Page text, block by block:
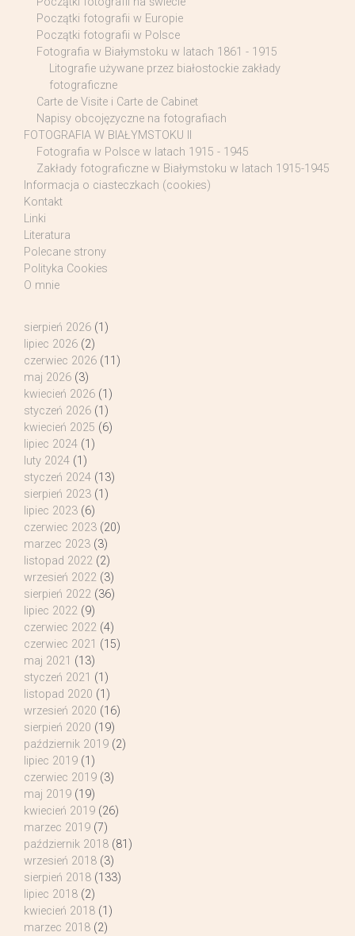
Początki fotografii w Europie
Początki fotografii w Polsce
Fotografia w Białymstoku w latach 1861 - 1915
Litografie używane przez białostockie zakłady
fotograficzne
Carte de Visite i Carte de Cabinet
Napisy obcojęzyczne na fotografiach
FOTOGRAFIA W BIAŁYMSTOKU II
Fotografia w Polsce w latach 1915 - 1945
Zakłady fotograficzne w Białymstoku w latach 1915-1945
Informacja o ciasteczkach (cookies)
Kontakt
Linki
Literatura
Polecane strony
Polityka Cookies
O mnie
sierpień 2026 (1)
lipiec 2026 (2)
czerwiec 2026 (11)
maj 2026 (3)
kwiecień 2026 (1)
styczeń 2026 (1)
kwiecień 2025 (6)
lipiec 2024 (1)
luty 2024 (1)
styczeń 2024 (13)
sierpień 2023 (1)
lipiec 2023 (6)
czerwiec 2023 (20)
marzec 2023 (3)
listopad 2022 (2)
wrzesień 2022 (3)
sierpień 2022 (36)
lipiec 2022 (9)
czerwiec 2022 (4)
czerwiec 2021 (15)
maj 2021 (13)
styczeń 2021 (1)
listopad 2020 (1)
wrzesień 2020 (16)
sierpień 2020 (19)
październik 2019 (2)
lipiec 2019 (1)
czerwiec 2019 (3)
maj 2019 (19)
kwiecień 2019 (26)
marzec 2019 (7)
październik 2018 (81)
wrzesień 2018 (3)
sierpień 2018 (133)
lipiec 2018 (2)
kwiecień 2018 (1)
marzec 2018 (2)